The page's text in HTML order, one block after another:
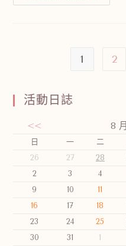
1 2
活動日誌
<< 8
日 一 二
26
27 28
2
3 4
9
10 11
16
17 18
23
24 25
30
31 1